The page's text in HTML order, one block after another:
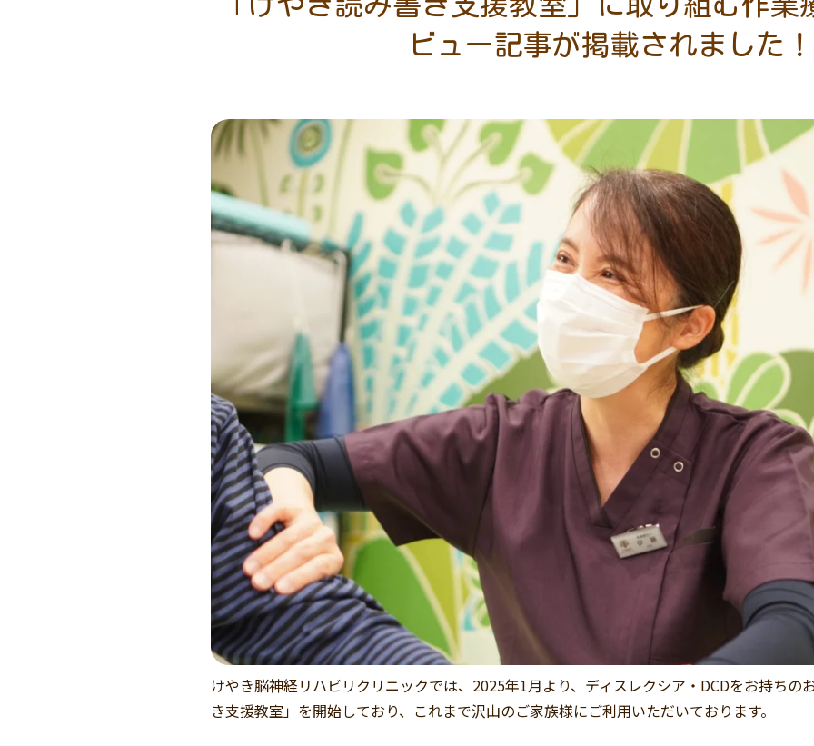
ビュー記事が掲載されました！
けやき脳神経リハビリクリニックでは、2025年1月より、ディスレクシア・DCDをお持ちの
き支援教室」 を開始しており、これまで沢山のご家族様にご利用いただいております。